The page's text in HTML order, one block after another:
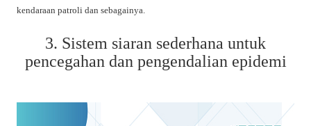
kendaraan patroli dan sebagainya.
3. Sistem siaran sederhana untuk
pencegahan dan pengendalian epidemi